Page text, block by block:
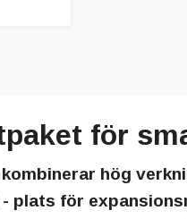
för
hög
- plats för